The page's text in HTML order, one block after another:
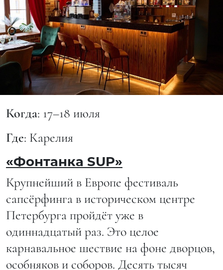
Когда: 17–18 июля
Где: Карелия
«Фонтанка SUP»
Крупнейший в Европе фестиваль
сапсёрфинга в историческом центре
Петербурга пройдёт уже в
одиннадцатый раз. Это целое
карнавальное шествие на фоне дворцов,
особняков и соборов. Десять тысяч